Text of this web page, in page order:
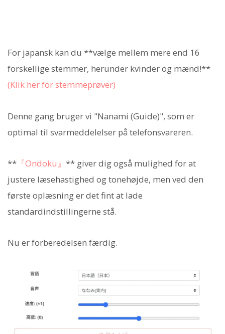
For japansk kan du **vælge mellem mere end 16
forskellige stemmer, herunder kvinder og mænd!**
(Klik her for stemmeprøver)
Denne gang bruger vi "Nanami (Guide)", som er
optimal til svarmeddelelser på telefonsvareren.
** 『Ondoku』 ** giver dig også mulighed for at
justere læsehastighed og tonehøjde, men ved den
første oplæsning er det fint at lade
standardindstillingerne stå.
Nu er forberedelsen færdig.